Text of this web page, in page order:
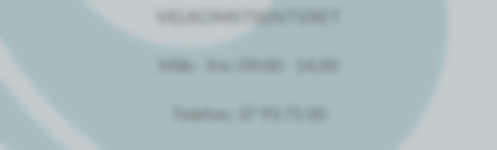
VELKOMSTSENTERET
Mån - fre: 09:00 - 14.00
Telefon: 37 93 75 00